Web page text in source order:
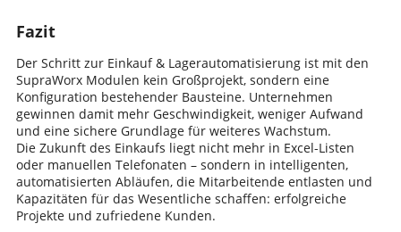
Fazit
Der Schritt zur Einkauf & Lagerautomatisierung ist mit den
SupraWorx Modulen kein Großprojekt, sondern eine
Konfiguration bestehender Bausteine. Unternehmen
gewinnen damit mehr Geschwindigkeit, weniger Aufwand
und eine sichere Grundlage für weiteres Wachstum.
Die Zukunft des Einkaufs liegt nicht mehr in Excel-Listen
oder manuellen Telefonaten – sondern in intelligenten,
automatisierten Abläufen, die Mitarbeitende entlasten und
Kapazitäten für das Wesentliche schaffen: erfolgreiche
Projekte und zufriedene Kunden.